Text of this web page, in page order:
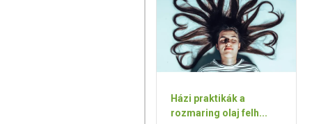
Arctisztítás után vidd fel az
bőrödbe. Ezután használhatod
elősegítésére. Végül a PURITO
halványítja a foltokat, és
Minden összetevője EWG
drágább fermentált
Házi praktikák a
rozmaring olaj felh...